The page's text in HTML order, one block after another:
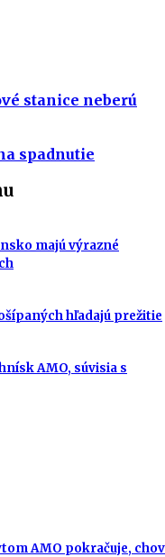
stanice neberú
spadnutie
majú výrazné
hľadajú prežitie
AMO, súvisia s
AMO pokračuje, chov